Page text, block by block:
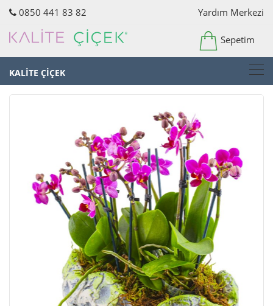
0850 441 83 82 Yardım Merkezi
Sepetim
KALİTE ÇİÇEK